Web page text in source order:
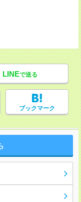
LINEで送る
ブックマーク